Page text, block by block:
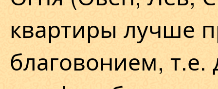
квартиры лучше
благовонием,